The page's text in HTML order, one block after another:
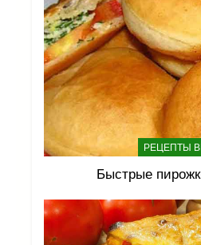
РЕЦЕПТЫ
Быстрые